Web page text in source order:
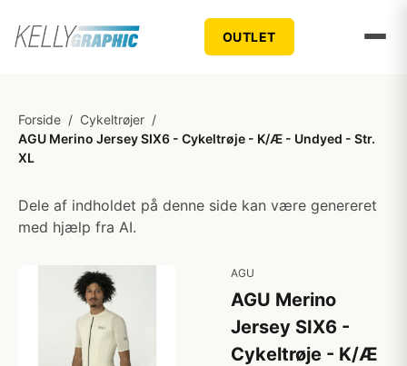
OUTLET
Forside / Cykeltrøjer /
AGU Merino Jersey SIX6 - Cykeltrøje - K/Æ - Undyed - Str.
XL
Dele af indholdet på denne side kan være genereret
med hjælp fra AI.
AGU
AGU Merino
Jersey SIX6 -
Cykeltrøje - K/Æ